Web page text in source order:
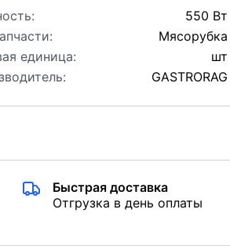
550 Вт
Мясорубка
единица:
шт
GASTRORAG
Быстрая доставка
Отгрузка в день оплаты